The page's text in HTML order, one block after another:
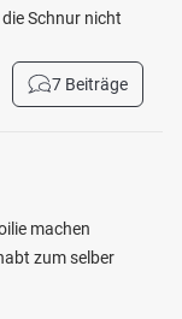
Schnur nicht
7 Beiträge
machen
zum selber